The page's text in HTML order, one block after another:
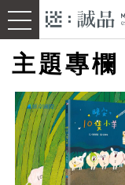
主題專欄